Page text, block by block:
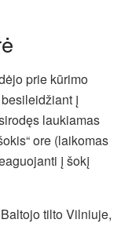
prie kūrimo
į
laukiamas
ore (laikomas
į šokį
tilto Vilniuje,